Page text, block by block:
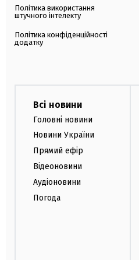
Політика використання
штучного інтелекту
Політика конфіденційності
додатку
Всі новини
Головні новини
Новини України
Прямий ефір
Відеоновини
Аудіоновини
Погода